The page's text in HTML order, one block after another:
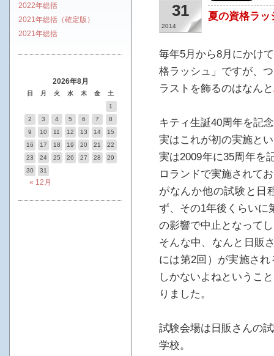
31
2014
夏の資格ラッ
毎年5月から8月にかけ
格ラッシュ」ですが、
ラストを飾るのはなんと
キティ生誕40周年を記
実はこれが初の実施と
実は2009年に35周年を
ロランドで実施されて
がなんか他の試験と日
ず、その1年後くらいに
の影響で中止となって
そんな中、なんと日販
には第2回）が実施さ
しかないよねというこ
りました。
試験会場は日販さんの
学校。
2022年総括
2021年総括（確定版）
2021年総括
2026年8月
日 月 火 水 木 金 土
« 12月
1
2
3 4 5 6 7
8
9
10 11 12 13 14
15
16
17 18 19 20 21
22
23
24 25 26 27 28
29
30
31